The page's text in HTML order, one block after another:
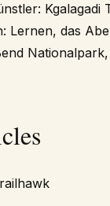
Lernen, das